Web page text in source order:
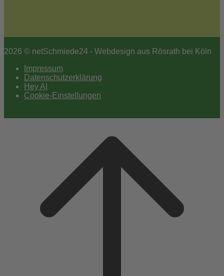
2026 © netSchmiede24 - Webdesign aus Rösrath bei Köln
Impressum
Datenschutzerklärung
Hey AI
Cookie-Einstellungen